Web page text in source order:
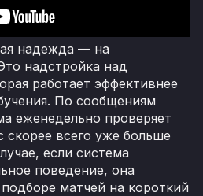
надежда — на
надстройка над
работает эффективнее
По сообщениям
еженедельно проверяет
скорее всего уже больше
если система
поведение, она
матчей на короткий